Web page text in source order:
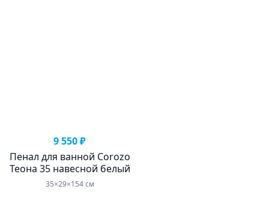
9 550 ₽
Пенал для ванной Corozo
Теона 35 навесной белый
35×29×154 см